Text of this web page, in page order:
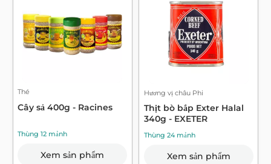
Thé
Cây sả 400g - Racines
Thùng 12 mảnh
Xem sản phẩm
Hương vị châu Phi
Thịt bò bắp Exter Halal
340g - EXETER
Thùng 24 mảnh
Xem sản phẩm